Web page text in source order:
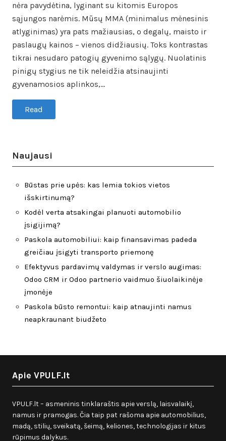
nėra pavydėtina, lyginant su kitomis Europos
sąjungos narėmis. Mūsų MMA (minimalus mėnesinis
atlyginimas) yra pats mažiausias, o degalų, maisto ir
paslaugų kainos – vienos didžiausių. Toks kontrastas
tikrai nesudaro patogių gyvenimo sąlygų. Nuolatinis
pinigų stygius ne tik neleidžia atsinaujinti
gyvenamosios aplinkos,…
Read
Naujausi
Būstas prie upės: kas lemia tokios vietos
išskirtinumą?
Kodėl verta atsakingai planuoti automobilio
įsigijimą?
Paskola automobiliui: kaip finansavimas padeda
greičiau įsigyti transporto priemonę
Efektyvus pardavimų valdymas ir verslo augimas:
Odoo CRM ir Odoo partnerio vaidmuo šiuolaikinėje
įmonėje
Paskola būsto remontui: kaip atnaujinti namus
neapkraunant biudžeto
Apie VPULF.lt
VPULF.lt – asmeninis tinklaraštis apie verslą, laisvalaikį,
namus ir pramogas. Čia taip pat rašoma apie automobilius,
madą, stilių, sveikatą, šeimą, keliones, technologijas ir kitus
rūpimus dalykus.